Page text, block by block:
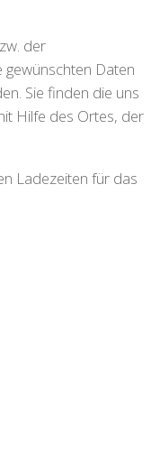
der
gewünschten Daten
Sie finden die uns
Hilfe des Ortes, der
Ladezeiten für das